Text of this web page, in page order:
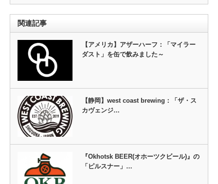
関連記事
【アメリカ】アザーハーフ：「マイラー
ダスト」を缶で飲みました～
【静岡】west coast brewing：「ザ・ス
カヴェンジ…
『Okhotsk BEER(オホーツクビール)』の
「ピルスナー」…